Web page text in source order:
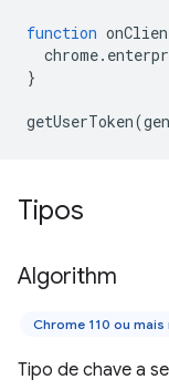
function
chrome.
}
getUserToken(
Tipos
Algorithm
Chrome 110 ou
Tipo de chave a